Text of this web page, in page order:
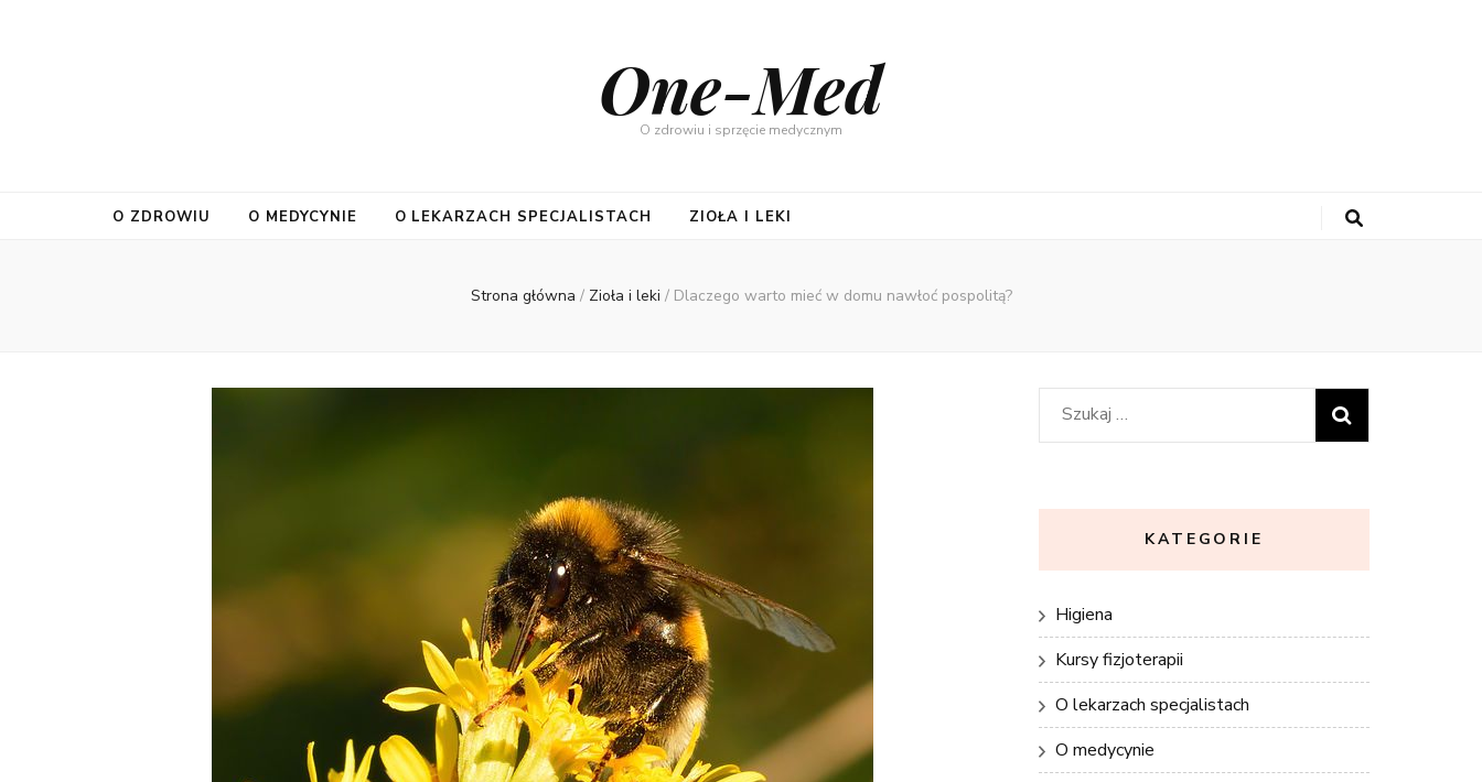
One-Med
O zdrowiu i sprzęcie medycznym
O ZDROWIU O MEDYCYNIE O LEKARZACH SPECJALISTACH ZIOŁA I LEKI
Strona główna / Zioła i leki / Dlaczego warto mieć w domu nawłoć pospolitą?
Szukaj:
KATEGORIE
Higiena
Kursy fizjoterapii
O lekarzach specjalistach
O medycynie